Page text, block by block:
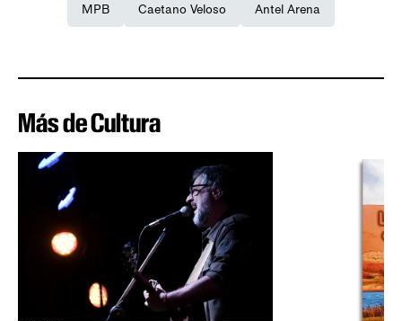
MPB Caetano Veloso Antel Arena
Más de Cultura